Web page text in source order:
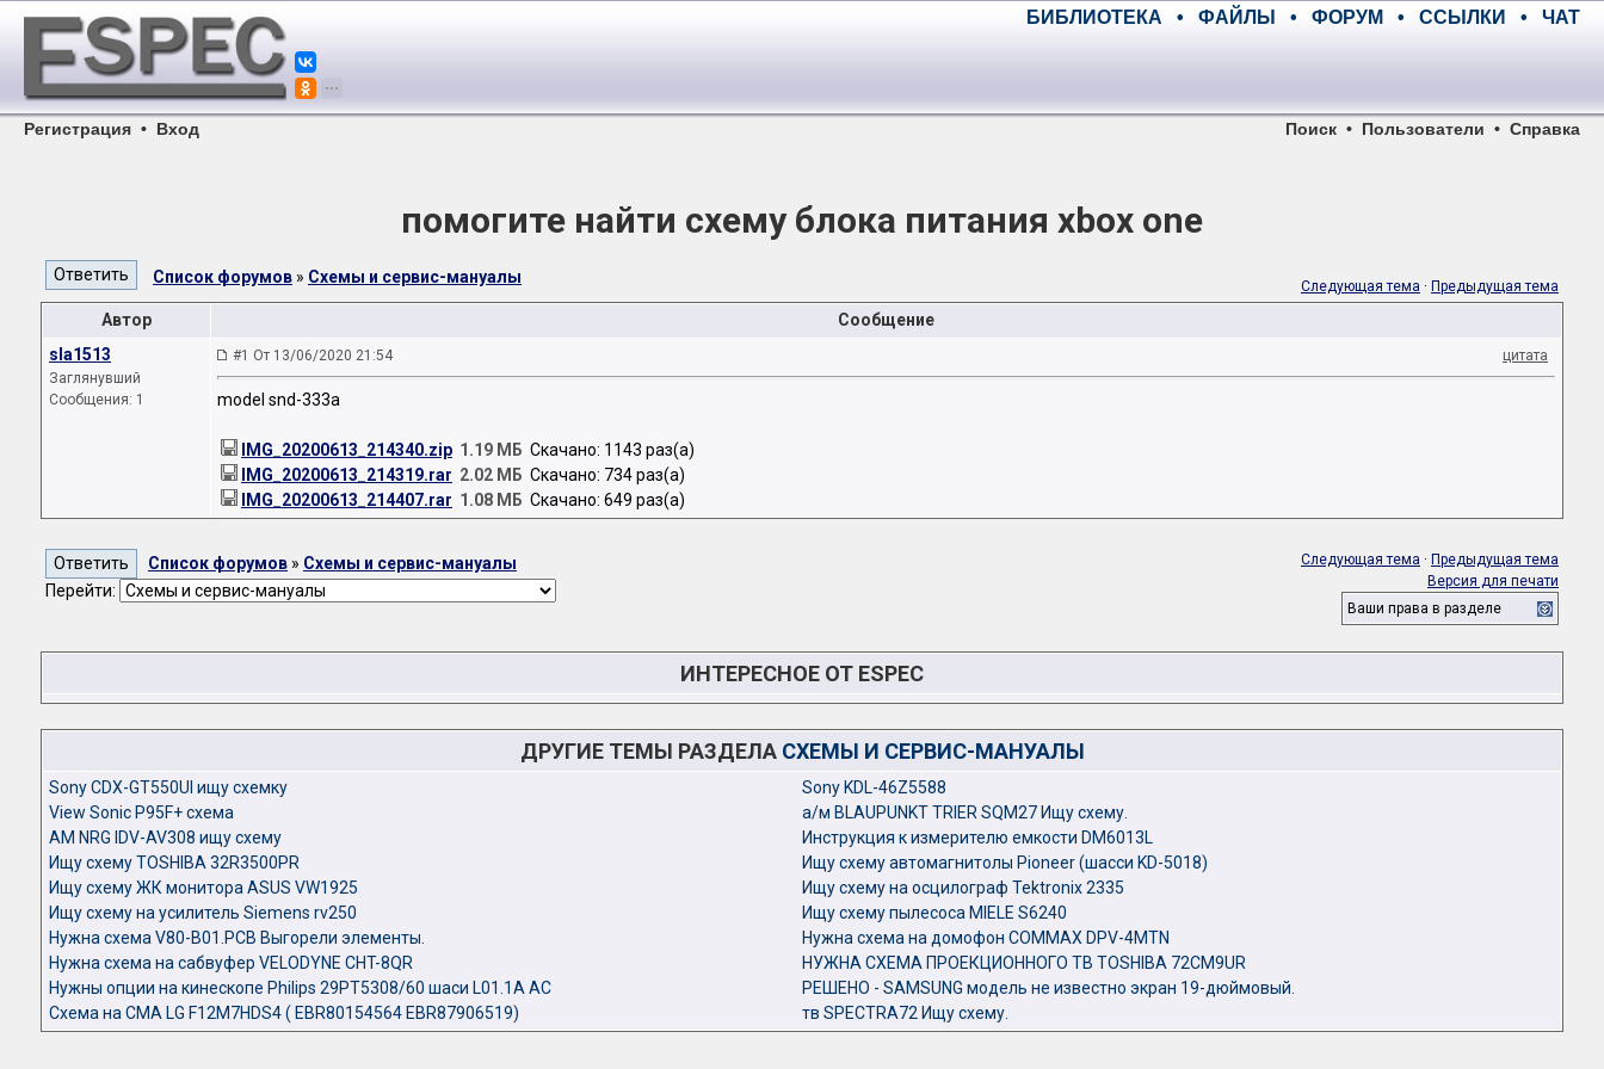
БИБЛИОТЕКА • ФАЙЛЫ • ФОРУМ • ССЫЛКИ • ЧАТ
Регистрация • Вход Поиск • Пользователи • Справка
помогите найти схему блока питания xbox one
Список форумов » Схемы и сервис-мануалы Следующая тема · Предыдущая тема
Автор
Сообщение
sla1513
Заглянувший
Сообщения: 1
#1 От 13/06/2020 21:54 цитата
model snd-333a
IMG_20200613_214340.zip 1.19 МБ Скачано: 1143 раз(а)
IMG_20200613_214319.rar 2.02 МБ Скачано: 734 раз(а)
IMG_20200613_214407.rar 1.08 МБ Скачано: 649 раз(а)
Список форумов » Схемы и сервис-мануалы
Перейти:
Следующая тема · Предыдущая тема
Версия для печати
Ваши права в разделе
ИНТЕРЕСНОЕ ОТ ESPEC
ДРУГИЕ ТЕМЫ РАЗДЕЛА СХЕМЫ И СЕРВИС-МАНУАЛЫ
Sony CDX-GT550UI ищу схемку
Sony KDL-46Z5588
View Sonic P95F+ схема
а/м BLAUPUNKT TRIER SQM27 Ищу схему.
АМ NRG IDV-AV308 ищу схему
Инструкция к измерителю емкости DM6013L
Ищу схему TOSHIBA 32R3500PR
Ищу схему автомагнитолы Pioneer (шасси KD-5018)
Ищу схему ЖК монитора ASUS VW1925
Ищу схему на осцилограф Tektronix 2335
Ищу схему на усилитель Siemens rv250
Ищу схему пылесоса MIELE S6240
Нужна схема V80-B01.PCB Выгорели элементы.
Нужна схема на домофон COMMAX DPV-4MTN
Нужна схема на сабвуфер VELODYNE CHT-8QR
НУЖНА СХЕМА ПРОЕКЦИОННОГО ТВ TOSHIBA 72CM9UR
Нужны опции на кинескопе Philips 29PT5308/60 шаси L01.1A AC
РЕШЕНО - SAMSUNG модель не известно экран 19-дюймовый.
Схема на СМА LG F12M7HDS4 ( EBR80154564 EBR87906519)
тв SPECTRA72 Ищу схему.